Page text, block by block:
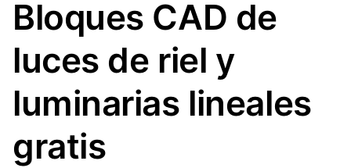
Bloques CAD de
luces de riel y
luminarias lineales
gratis